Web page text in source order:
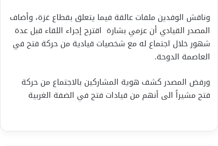
وناقش الوفدين ملفات عالقة فيما يتعلق بقطاع غزة، وأضاف
المصدر القيادي أن عزمي بشارة اقترح إجراء اللقاء قبل عدة
شهور خلال اجتماع له مع شخصيات قيادية من حركة فتح في
العاصمة الدوحة.
ورفض المصدر كشف هوية المشاركين بالاجتماع من حركة
فتح مشيراً الى أنهم من قيادات فتح في الضفة الغربية